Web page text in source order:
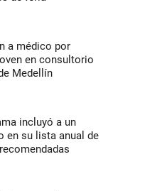
a médico por
en consultorio
Medellín
incluyó a un
en su lista anual de